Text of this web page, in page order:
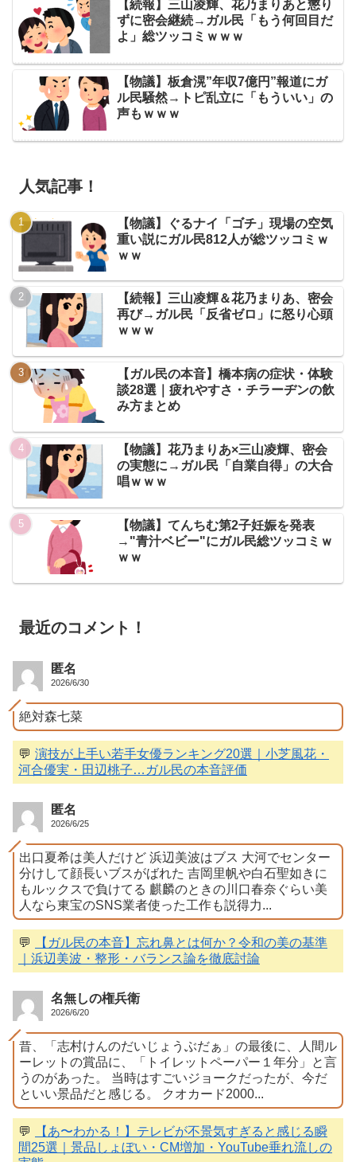
【続報】三山凌輝、花乃まりあと懲り
ずに密会継続→ガル民「もう何回目だ
よ」総ツッコミｗｗｗ
【物議】板倉滉”年収7億円”報道にガ
ル民騒然→トピ乱立に「もういい」の
声もｗｗｗ
人気記事！
【物議】ぐるナイ「ゴチ」現場の空気
重い説にガル民812人が総ツッコミｗ
ｗｗ
【続報】三山凌輝＆花乃まりあ、密会
再び→ガル民「反省ゼロ」に怒り心頭
ｗｗｗ
【ガル民の本音】橋本病の症状・体験
談28選｜疲れやすさ・チラーヂンの飲
み方まとめ
【物議】花乃まりあ×三山凌輝、密会
の実態に→ガル民「自業自得」の大合
唱ｗｗｗ
【物議】てんちむ第2子妊娠を発表
→"青汁ベビー"にガル民総ツッコミｗ
ｗｗ
最近のコメント！
匿名
2026/6/30
絶対森七菜
💬 演技が上手い若手女優ランキング20選｜小芝風花・
河合優実・田辺桃子…ガル民の本音評価
匿名
2026/6/25
出口夏希は美人だけど 浜辺美波はブス 大河でセンター
分けして顔長いブスがばれた 吉岡里帆や白石聖如きに
もルックスで負けてる 麒麟のときの川口春奈ぐらい美
人なら東宝のSNS業者使った工作も説得力...
💬
【ガル民の本音】忘れ鼻とは何か？令和の美の基準
｜浜辺美波・整形・バランス論を徹底討論
名無しの権兵衛
2026/6/20
昔、「志村けんのだいじょうぶだぁ」の最後に、人間ル
ーレットの賞品に、「トイレットペーパー１年分」と言
うのがあった。 当時はすごいジョークだったが、今だ
といい景品だと感じる。 クオカード2000...
💬
【あ〜わかる！】テレビが不景気すぎると感じる瞬
間25選｜景品しょぼい・CM増加・YouTube垂れ流しの